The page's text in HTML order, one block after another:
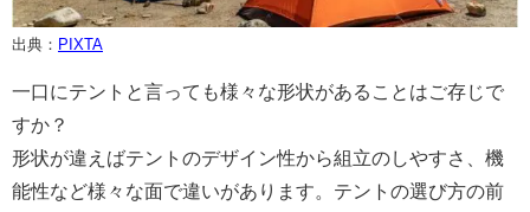
出典： PIXTA
一口にテントと言っても様々な形状があることはご存じで
すか？
形状が違えばテントのデザイン性から組立のしやすさ、機
能性など様々な面で違いがあります。テントの選び方の前